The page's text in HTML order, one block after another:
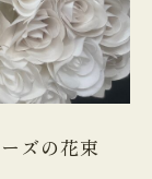
ーズの花束